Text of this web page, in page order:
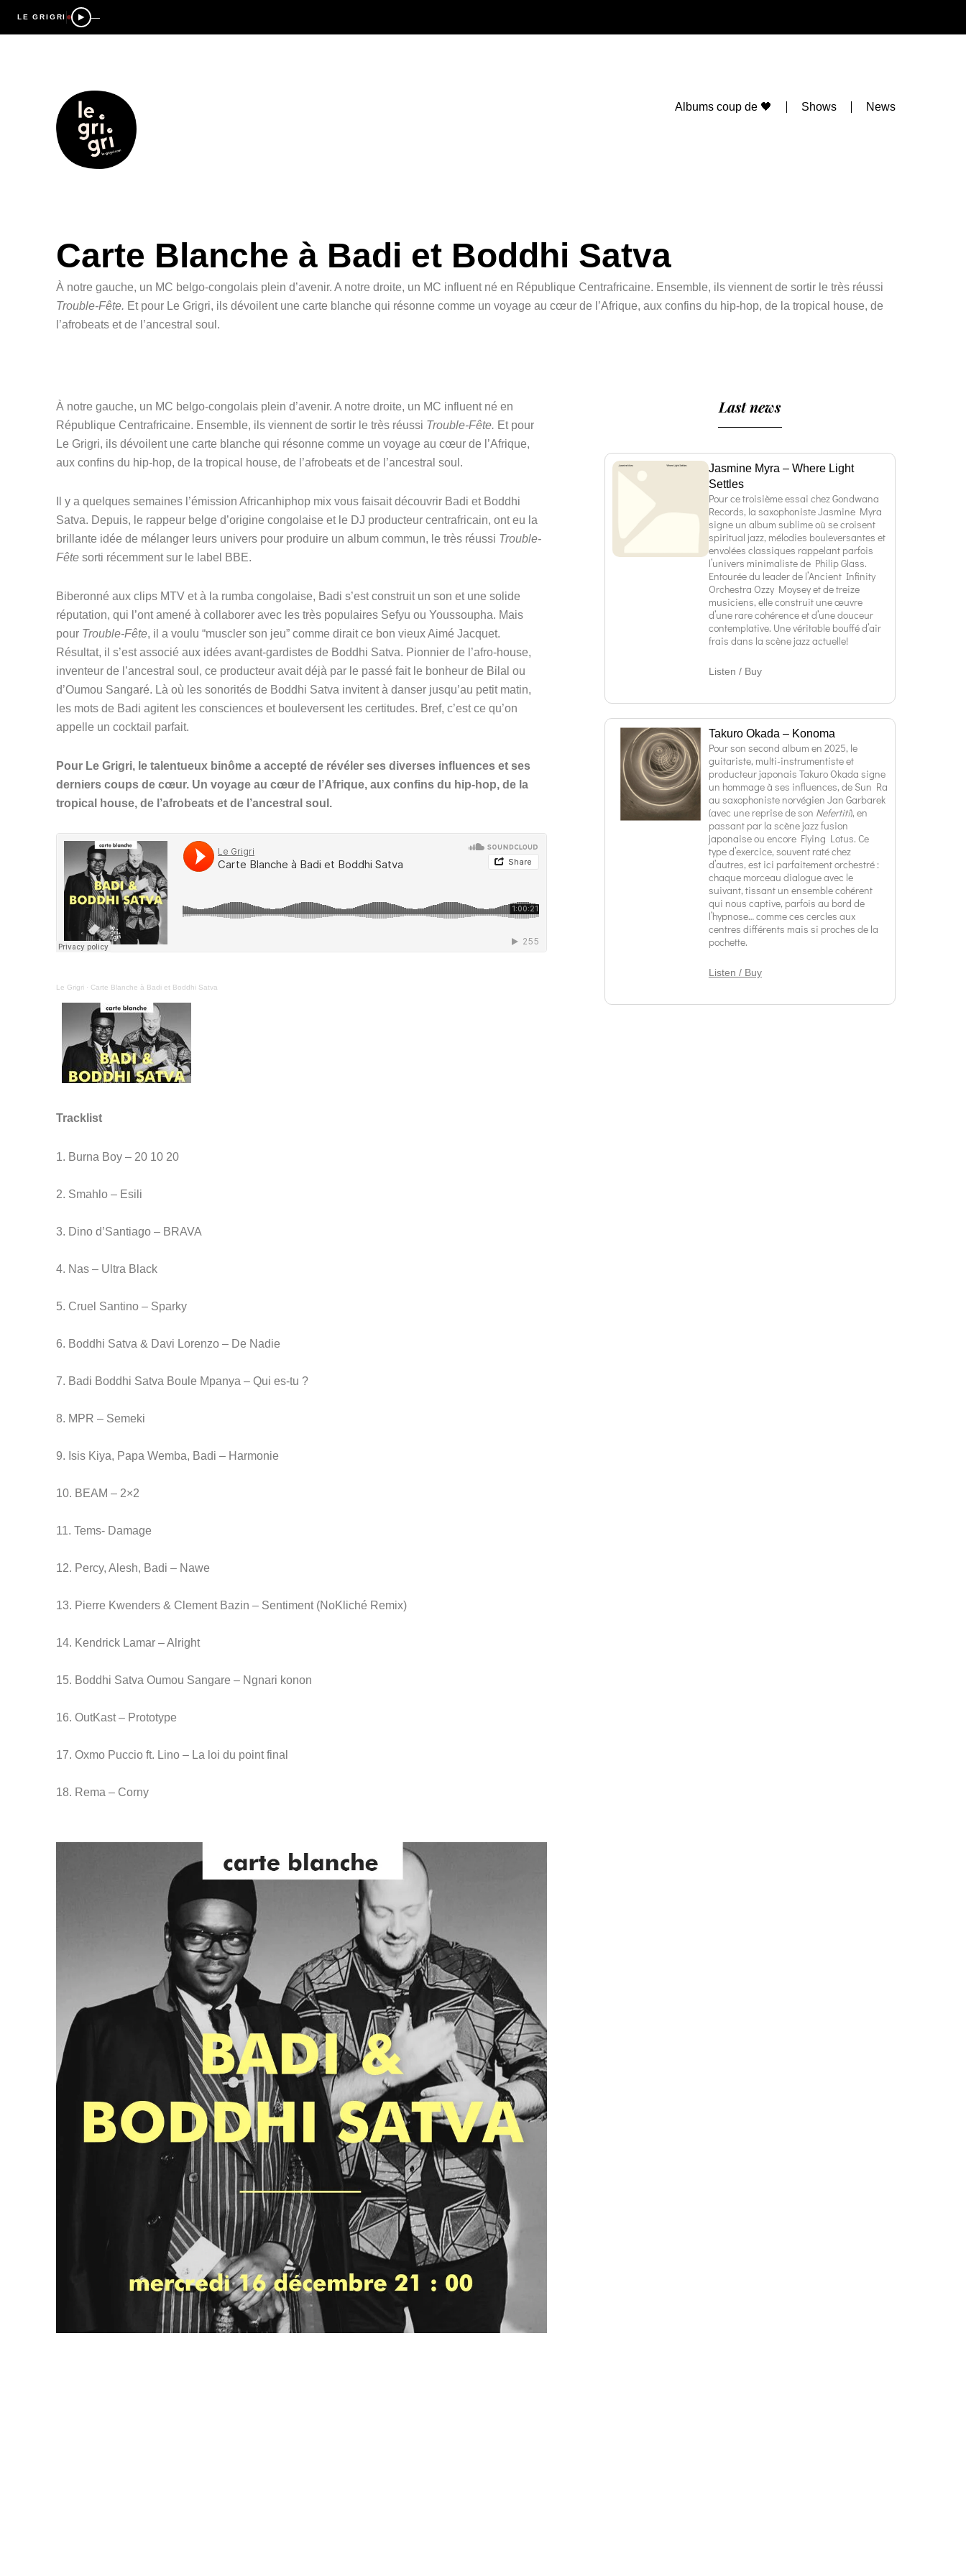
LE GRIGRI —
Albums coup de 🖤 Shows News
Carte Blanche à Badi et Boddhi Satva
À notre gauche, un MC belgo-congolais plein d’avenir. A notre droite, un MC influent né en République Centrafricaine. Ensemble, ils viennent de sortir le très réussi
Trouble-Fête. Et pour Le Grigri, ils dévoilent une carte blanche qui résonne comme un voyage au cœur de l’Afrique, aux confins du hip-hop, de la tropical house, de
l’afrobeats et de l’ancestral soul.
À notre gauche, un MC belgo-congolais plein d’avenir. A notre droite, un MC influent né en
République Centrafricaine. Ensemble, ils viennent de sortir le très réussi Trouble-Fête. Et pour
Le Grigri, ils dévoilent une carte blanche qui résonne comme un voyage au cœur de l’Afrique,
aux confins du hip-hop, de la tropical house, de l’afrobeats et de l’ancestral soul.
Il y a quelques semaines l’émission Africanhiphop mix vous faisait découvrir Badi et Boddhi
Satva. Depuis, le rappeur belge d’origine congolaise et le DJ producteur centrafricain, ont eu la
brillante idée de mélanger leurs univers pour produire un album commun, le très réussi Trouble-
Fête sorti récemment sur le label BBE.
Biberonné aux clips MTV et à la rumba congolaise, Badi s’est construit un son et une solide
réputation, qui l’ont amené à collaborer avec les très populaires Sefyu ou Youssoupha. Mais
pour Trouble-Fête, il a voulu “muscler son jeu” comme dirait ce bon vieux Aimé Jacquet.
Résultat, il s’est associé aux idées avant-gardistes de Boddhi Satva. Pionnier de l’afro-house,
inventeur de l’ancestral soul, ce producteur avait déjà par le passé fait le bonheur de Bilal ou
d’Oumou Sangaré. Là où les sonorités de Boddhi Satva invitent à danser jusqu’au petit matin,
les mots de Badi agitent les consciences et bouleversent les certitudes. Bref, c’est ce qu’on
appelle un cocktail parfait.
Pour Le Grigri, le talentueux binôme a accepté de révéler ses diverses influences et ses
derniers coups de cœur. Un voyage au cœur de l’Afrique, aux confins du hip-hop, de la
tropical house, de l’afrobeats et de l’ancestral soul.
Le Grigri · Carte Blanche à Badi et Boddhi Satva
Tracklist
1. Burna Boy – 20 10 20
2. Smahlo – Esili
3. Dino d’Santiago – BRAVA
4. Nas – Ultra Black
5. Cruel Santino – Sparky
6. Boddhi Satva & Davi Lorenzo – De Nadie
7. Badi Boddhi Satva Boule Mpanya – Qui es-tu ?
8. MPR – Semeki
9. Isis Kiya, Papa Wemba, Badi – Harmonie
10. BEAM – 2×2
11. Tems- Damage
12. Percy, Alesh, Badi – Nawe
13. Pierre Kwenders & Clement Bazin – Sentiment (NoKliché Remix)
14. Kendrick Lamar – Alright
15. Boddhi Satva Oumou Sangare – Ngnari konon
16. OutKast – Prototype
17. Oxmo Puccio ft. Lino – La loi du point final
18. Rema – Corny
Last news
Jasmine Myra – Where Light
Settles
Pour ce troisième essai chez Gondwana
Records, la saxophoniste Jasmine Myra
signe un album sublime où se croisent
spiritual jazz, mélodies bouleversantes et
envolées classiques rappelant parfois
l’univers minimaliste de Philip Glass.
Entourée du leader de l’Ancient Infinity
Orchestra Ozzy Moysey et de treize
musiciens, elle construit une œuvre
d’une rare cohérence et d’une douceur
contemplative. Une véritable bouffé d’air
frais dans la scène jazz actuelle!
Listen / Buy
Takuro Okada – Konoma
Pour son second album en 2025, le
guitariste, multi-instrumentiste et
producteur japonais Takuro Okada signe
un hommage à ses influences, de Sun Ra
au saxophoniste norvégien Jan Garbarek
(avec une reprise de son Nefertiti), en
passant par la scène jazz fusion
japonaise ou encore Flying Lotus. Ce
type d’exercice, souvent raté chez
d’autres, est ici parfaitement orchestré :
chaque morceau dialogue avec le
suivant, tissant un ensemble cohérent
qui nous captive, parfois au bord de
l’hypnose… comme ces cercles aux
centres différents mais si proches de la
pochette.
Listen / Buy